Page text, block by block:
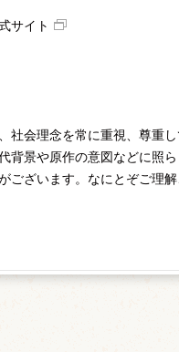
サイト
社会理念を常に重視、尊重
背景や原作の意図などに照
ございます。なにとぞご理解